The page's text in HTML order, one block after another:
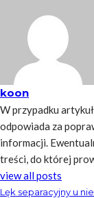
koon
W przypadku
odpowiada za
informacji.
treści, do której
view all posts
Lęk separacyjny u